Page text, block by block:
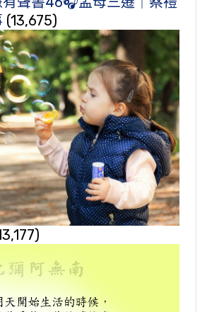
(13,675)